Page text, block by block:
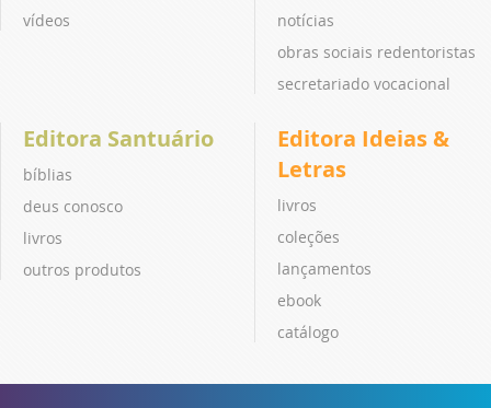
vídeos
notícias
obras sociais redentoristas
secretariado vocacional
Editora Santuário
bíblias
deus conosco
livros
outros produtos
Editora Ideias &
Letras
livros
coleções
lançamentos
ebook
catálogo